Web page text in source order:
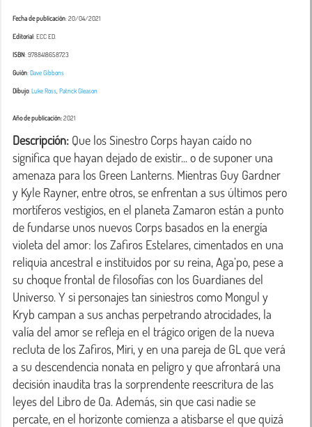
Fecha de publicación: 20/04/2021
Editorial: ECC ED.
ISBN: 9788418658723
Guión:Dave Gibbons
Dibujo:Luke Ross Patrick Gleason
Año de publicación:2021
Descripción: Que los Sinestro Corps hayan caído no
significa que hayan dejado de existir... o de suponer una
amenaza para los Green Lanterns. Mientras Guy Gardner
y Kyle Rayner, entre otros, se enfrentan a sus últimos pero
mortíferos vestigios, en el planeta Zamaron están a punto
de fundarse unos nuevos Corps basados en la energía
violeta del amor: los Zafiros Estelares, cimentados en una
reliquia ancestral e instituidos por su reina, Aga’po, pese a
su choque frontal de filosofías con los Guardianes del
Universo. Y si personajes tan siniestros como Mongul y
Kryb campan a sus anchas perpetrando atrocidades, la
valía del amor se refleja en el trágico origen de la nueva
recluta de los Zafiros, Miri, y en una pareja de GL que verá
a su descendencia nonata en peligro y que afrontará una
decisión inaudita tras la sorprendente reescritura de las
leyes del Libro de Oa. Además, sin que casi nadie se
percate, en el horizonte comienza a atisbarse el que quizá